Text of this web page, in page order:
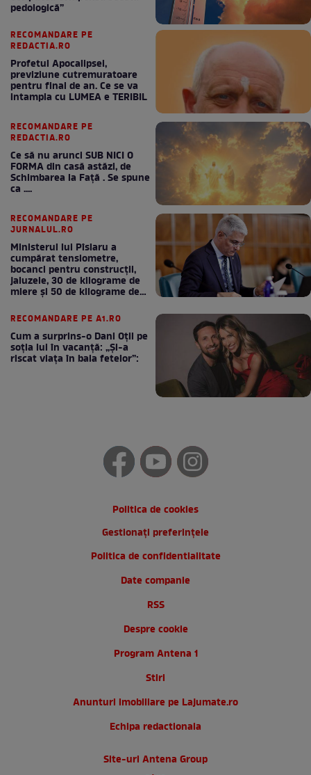
pedologică”
RECOMANDARE PE
REDACTIA.RO
Profetul Apocalipsei,
previziune cutremuratoare
pentru final de an. Ce se va
intampla cu LUMEA e TERIBIL
RECOMANDARE PE
REDACTIA.RO
Ce să nu arunci SUB NICI O
FORMA din casă astăzi, de
Schimbarea la Față . Se spune
ca ....
RECOMANDARE PE
JURNALUL.RO
Ministerul lui Pîslaru a
cumpărat tensiometre,
bocanci pentru construcții,
jaluzele, 30 de kilograme de
miere și 50 de kilograme de
RECOMANDARE PE A1.RO
Cum a surprins-o Dani Oțil pe
soția lui în vacanță: „Și-a
riscat viața în baia fetelor”:
Politica de cookies
Gestionați preferințele
Politica de confidentialitate
Date companie
RSS
Despre cookie
Program Antena 1
Stiri
Anunturi imobiliare pe Lajumate.ro
Echipa redactionala
Site-uri Antena Group